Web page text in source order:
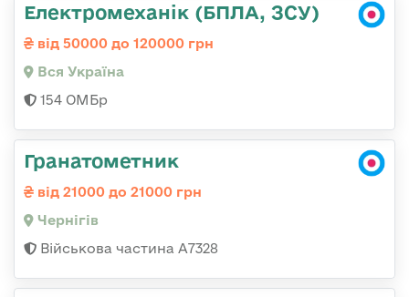
Електромеханік (БПЛА, ЗСУ)
від 50000 до 120000 грн
Вся Україна
154 ОМБр
Гранатометник
від 21000 до 21000 грн
Чернігів
Військова частина А7328